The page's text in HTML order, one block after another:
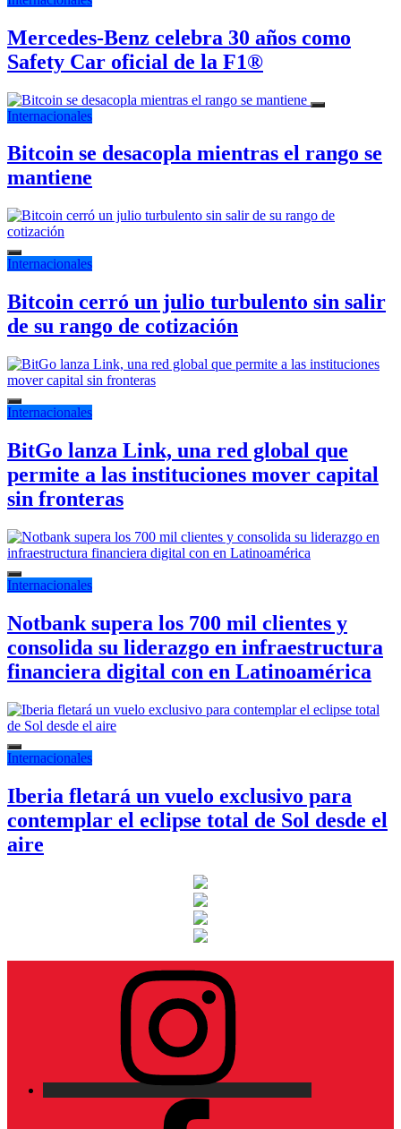
Mercedes-Benz celebra 30 años como
Safety Car oficial de la F1®
Internacionales
Bitcoin se desacopla mientras el rango se
mantiene
Internacionales
Bitcoin cerró un julio turbulento sin salir
de su rango de cotización
Internacionales
BitGo lanza Link, una red global que
permite a las instituciones mover capital
sin fronteras
Internacionales
Notbank supera los 700 mil clientes y
consolida su liderazgo en infraestructura
financiera digital con en Latinoamérica
Internacionales
Iberia fletará un vuelo exclusivo para
contemplar el eclipse total de Sol desde el
aire